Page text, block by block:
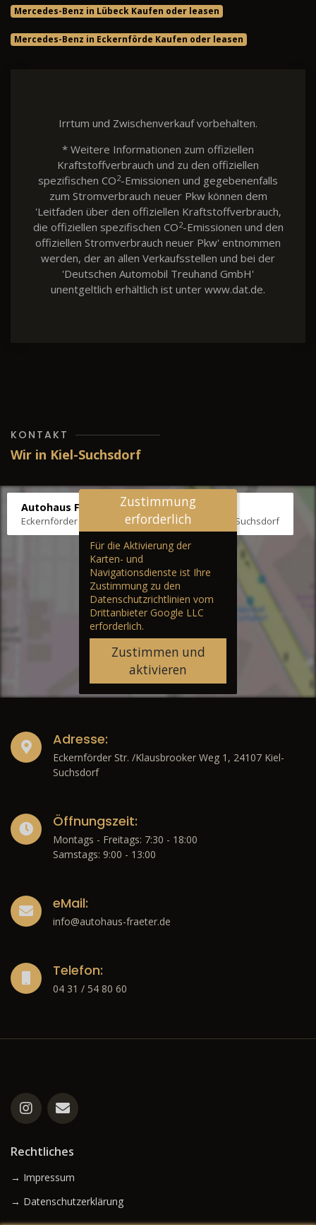
Mercedes-Benz in Lübeck Kaufen oder leasen
Mercedes-Benz in Eckernförde Kaufen oder leasen
Irrtum und Zwischenverkauf vorbehalten.
* Weitere Informationen zum offiziellen
Kraftstoffverbrauch und zu den offiziellen
spezifischen CO2-Emissionen und gegebenenfalls
zum Stromverbrauch neuer Pkw können dem
'Leitfaden über den offiziellen Kraftstoffverbrauch,
die offiziellen spezifischen CO2-Emissionen und den
offiziellen Stromverbrauch neuer Pkw' entnommen
werden, der an allen Verkaufsstellen und bei der
'Deutschen Automobil Treuhand GmbH'
unentgeltlich erhältlich ist unter www.dat.de.
KONTAKT
Wir in Kiel-Suchsdorf
Autohaus Fräter
Eckernförder Str. /Klausbrooker Weg 1, 24107 Kiel-Suchsdorf
Zustimmung
erforderlich
Für die Aktivierung der
Karten- und
Navigationsdienste ist Ihre
Zustimmung zu den
Datenschutzrichtlinien vom
Drittanbieter Google LLC
erforderlich.
Zustimmen und
aktivieren
Adresse:
Eckernförder Str. /Klausbrooker Weg 1, 24107 Kiel-
Suchsdorf
Öffnungszeit:
Montags - Freitags: 7:30 - 18:00
Samstags: 9:00 - 13:00
eMail:
info@autohaus-fraeter.de
Telefon:
04 31 / 54 80 60
Rechtliches
→ Impressum
→ Datenschutzerklärung